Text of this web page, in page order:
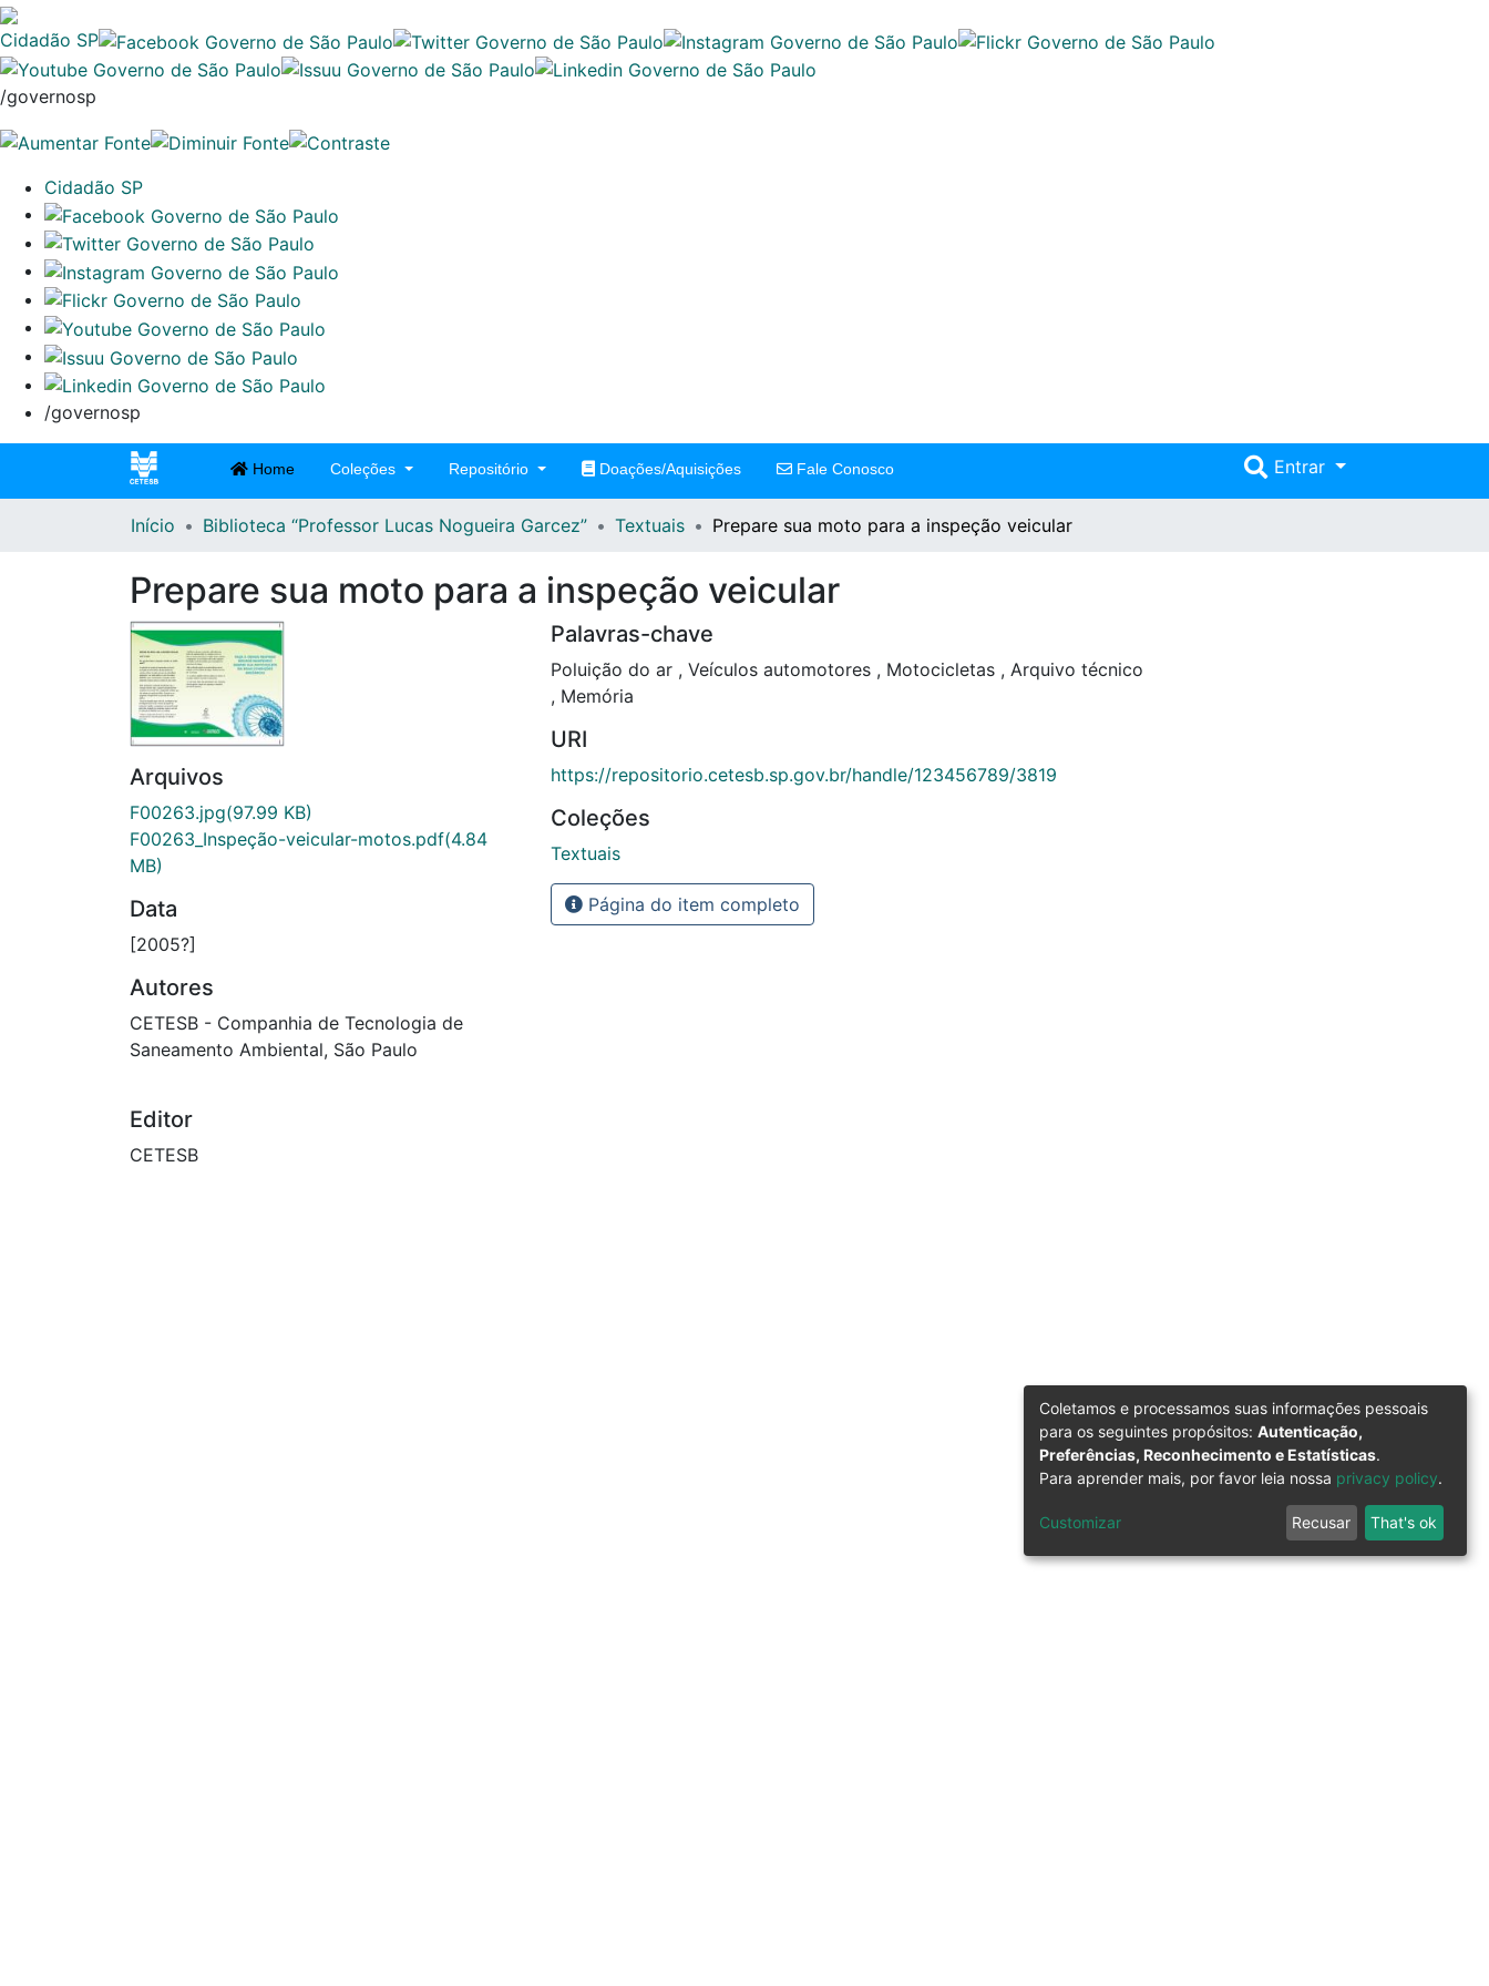
Cidadão SP
/governosp
Cidadão SP
/governosp
Entrar
Home Coleções Repositório Doações/Aquisições Fale Conosco
Início Biblioteca “Professor Lucas Nogueira Garcez” Textuais Prepare sua moto para a inspeção veicular
Prepare sua moto para a inspeção veicular
Arquivos
F00263.jpg(97.99 KB)
F00263_Inspeção-veicular-motos.pdf(4.84
MB)
Data
[2005?]
Autores
CETESB - Companhia de Tecnologia de
Saneamento Ambiental, São Paulo
Editor
CETESB
Palavras-chave
Poluição do ar , Veículos automotores , Motocicletas , Arquivo técnico
, Memória
URI
https://repositorio.cetesb.sp.gov.br/handle/123456789/3819
Coleções
Textuais
Página do item completo
Coletamos e processamos suas informações pessoais
para os seguintes propósitos: Autenticação,
Preferências, Reconhecimento e Estatísticas.
Para aprender mais, por favor leia nossa privacy policy.
Customizar Recusar That's ok